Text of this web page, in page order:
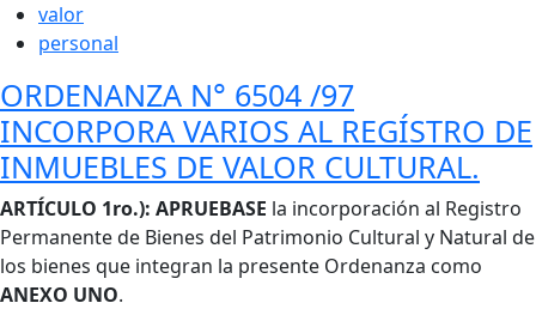
valor
personal
ORDENANZA N° 6504 /97
INCORPORA VARIOS AL REGÍSTRO DE
INMUEBLES DE VALOR CULTURAL.
Cuerpo
ARTÍCULO 1ro.): APRUEBASE la incorporación al Registro
Permanente de Bienes del Patrimonio Cultural y Natural de
los bienes que integran la presente Ordenanza como
ANEXO UNO.